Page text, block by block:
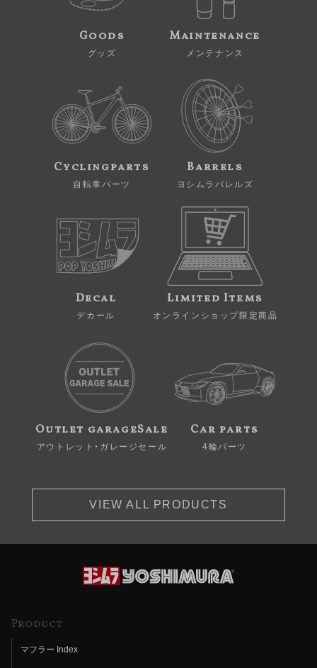
Goods
グッズ
Maintenance
メンテナンス
Cyclingparts
自転車パーツ
Barrels
ヨシムラバレルズ
Decal
デカール
Limited Items
オンラインショップ限定商品
Outlet garageSale
アウトレット・ガレージセール
Car parts
4輪パーツ
VIEW ALL PRODUCTS
Product
マフラー Index